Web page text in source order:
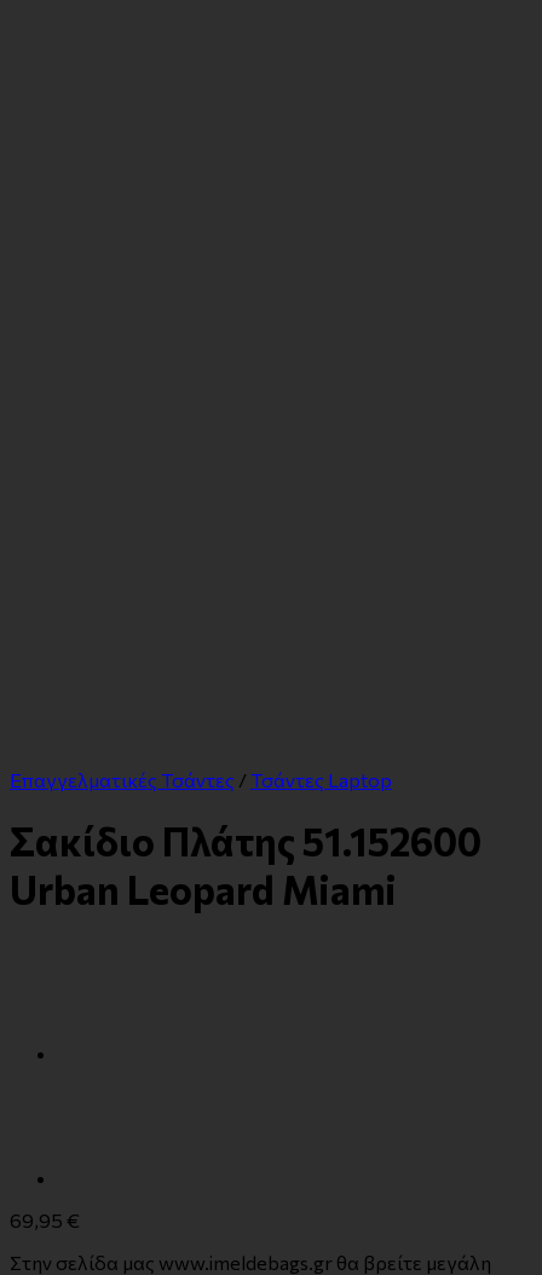
Επαγγελματικές Τσάντες / Τσάντες Laptop
Σακίδιο Πλάτης 51.152600
Urban Leopard Miami
69,95 €
Στην σελίδα μας www.imeldebags.gr θα βρείτε μεγάλη